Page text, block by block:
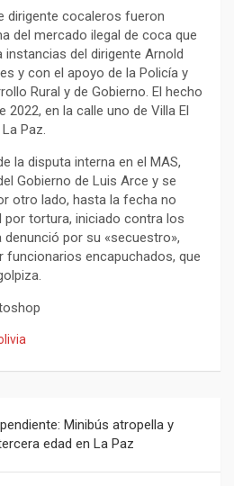
dirigente cocaleros fueron
del mercado ilegal de coca que
del dirigente Arnold
y con el apoyo de la Policía y
Rural y de Gobierno. El hecho
en la calle uno de Villa El
Paz.
la disputa interna en el MAS,
Gobierno de Luis Arce y se
otro lado, hasta la fecha no
por tortura, iniciado contra los
por su «secuestro»,
funcionarios encapuchados, que
Minibús atropella y
edad en La Paz